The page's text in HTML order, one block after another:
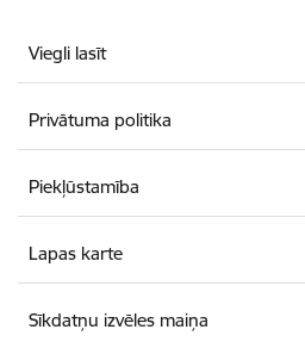
Viegli lasīt
Privātuma politika
Piekļūstamība
Lapas karte
Sīkdatņu izvēles maiņa